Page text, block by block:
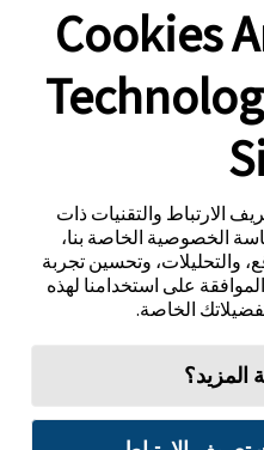
Cookies
الارتباط والتقنيات ذات
الخصوصية الخاصة بنا،
والتحليلات، وتحسين تجربة
على استخدامنا لهذه
تفضيلاتك الخاصة.
المزيد؟